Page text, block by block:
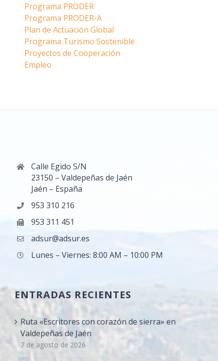
Programa PRODER
Programa PRODER-A
Plan de Actuación Global
Programa Turismo Sostenible
Proyectos de Cooperación
Empleo
Calle Egido S/N
23150 – Valdepeñas de Jaén
Jaén – España
953 310 216
953 311 451
adsur@adsur.es
Lunes – Viernes: 8:00 AM – 10:00 PM
ENTRADAS RECIENTES
Ruta «Escritores con corazón de sierra» en
Valdepeñas de Jaén
7 de agosto de 2026